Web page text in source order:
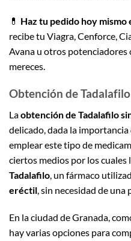
💊 Haz tu pedido hoy mismo
recibe tu Viagra, Cenforce,
Avana u otros potenciadores
mereces.
Obtención de
Laobtención de Tadalafilo
delicado, dada la
emplear este tipo de
ciertos medios por los
Tadalafilo , un fármaco
eréctil , sin necesidad de
En la ciudad de Granada,
hay varias opciones para